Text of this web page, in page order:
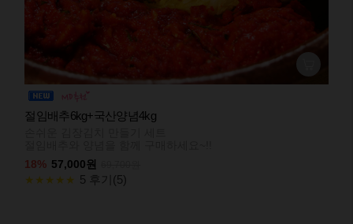
절임배추6kg+국산양념4kg
18% 57,000원
★★★★★ 5 후기(5)